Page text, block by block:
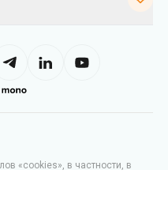
«cookies», в частности, в